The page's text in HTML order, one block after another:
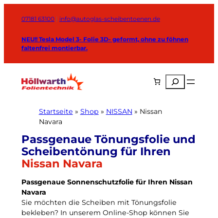
Inhalt07181 63100| info@autoglas-scheibentoenen.de
NEU!! Tesla Model 3- Folie 3D- geformt, ohne zu föhnen
faltenfrei montierbar.
Suchen
Startseite » Shop » NISSAN » Nissan
Navara
Nissan Navara
Passgenaue Sonnenschutzfolie für Ihren Nissan
Navara
Sie möchten die Scheiben mit Tönungsfolie
bekleben? In unserem Online-Shop können Sie